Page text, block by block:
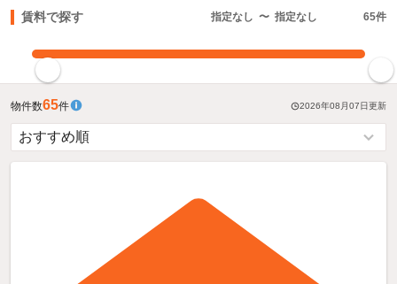
賃料で探す 指定なし 〜 指定なし 65件
物件数65件 2026年08月07日更新